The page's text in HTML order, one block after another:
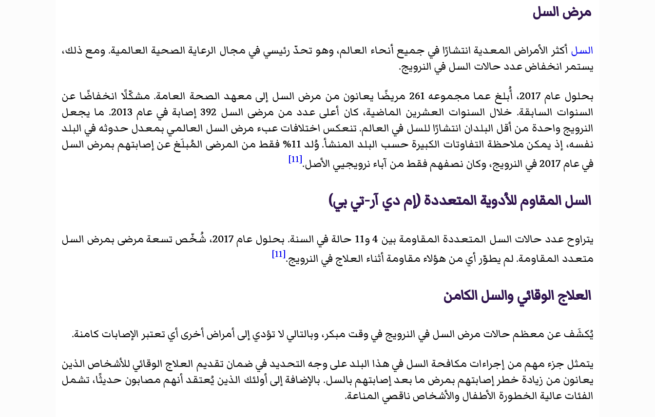
مرض السل
السل أكثر الأمراض المعدية انتشارًا في جميع أنحاء العالم، وهو تحدّ رئيسي في مجال الرعاية الصحية العالمية. ومع ذلك،
يستمر انخفاض عدد حالات السل في النرويج.
بحلول عام 2017، أُبلغ عما مجموعه 261 مريضًا يعانون من مرض السل إلى معهد الصحة العامة. مشكّلًا انخفاضًا عن
السنوات السابقة. خلال السنوات العشرين الماضية، كان أعلى عدد من مرضى السل 392 إصابة في عام 2013. ما يجعل
النرويج واحدة من أقل البلدان انتشارًا للسل في العالم. تنعكس اختلافات عبء مرض السل العالمي بمعدل حدوثه في البلد
نفسه، إذ يمكن ملاحظة التفاوتات الكبيرة حسب البلد المنشأ. وُلد 11% فقط من المرضى المُبلَغ عن إصابتهم بمرض السل
في عام 2017 في النرويج، وكان نصفهم فقط من آباء نرويجيي الأصل.
[11]
السل المقاوم للأدوية المتعددة (إم دي آر-تي بي)
يتراوح عدد حالات السل المتعددة المقاومة بين 4 و11 حالة في السنة. بحلول عام 2017، شُخّص تسعة مرضى بمرض السل
متعدد المقاومة. لم يطوّر أي من هؤلاء مقاومة أثناء العلاج في النرويج.[11]
العلاج الوقائي والسل الكامن
يُكشَف عن معظم حالات مرض السل في النرويج في وقت مبكر، وبالتالي لا تؤدي إلى أمراض أخرى أي تعتبر الإصابات كامنة.
يتمثل جزء مهم من إجراءات مكافحة السل في هذا البلد على وجه التحديد في ضمان تقديم العلاج الوقائي للأشخاص الذين
يعانون من زيادة خطر إصابتهم بمرض ما بعد إصابتهم بالسل. بالإضافة إلى أولئك الذين يُعتقد أنهم مصابون حديثًا، تشمل
الفئات عالية الخطورة الأطفال والأشخاص ناقصي المناعة.